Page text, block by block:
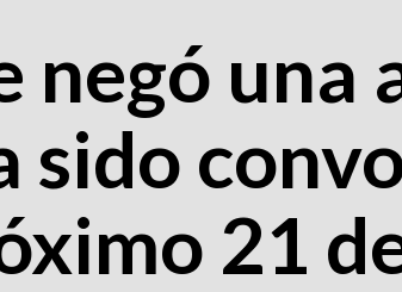
negó una
sido
21